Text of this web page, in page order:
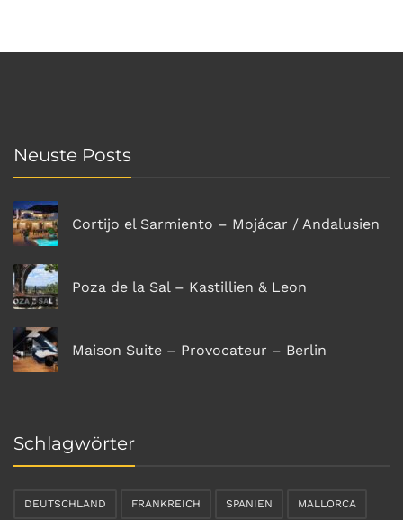
Neuste Posts
Cortijo el Sarmiento – Mojácar / Andalusien
Poza de la Sal – Kastillien & Leon
Maison Suite – Provocateur – Berlin
Schlagwörter
DEUTSCHLAND FRANKREICH SPANIEN MALLORCA